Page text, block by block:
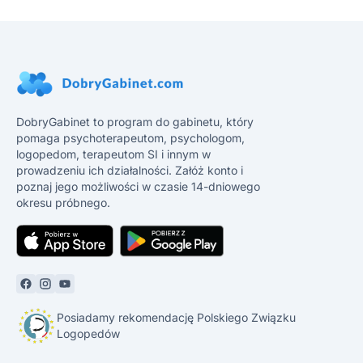
DobryGabinet to program do gabinetu, który
pomaga psychoterapeutom, psychologom,
logopedom, terapeutom SI i innym w
prowadzeniu ich działalności. Załóż konto i
poznaj jego możliwości w czasie 14-dniowego
okresu próbnego.
Posiadamy rekomendację Polskiego Związku
Logopedów